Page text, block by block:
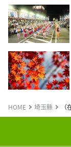
HOME 埼玉縣